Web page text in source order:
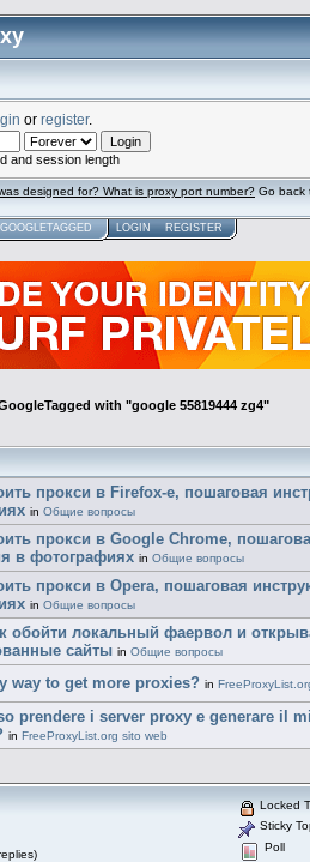
or register.
and session length
designed for? What is proxy port number? Go
GOOGLETAGGED LOGIN REGISTER
with "google 55819444 zg4"
прокси в Firefox-е, пошаговая
in Общие вопросы
прокси в Google Chrome,
в фотографиях in Общие вопросы
прокси в Opera, пошаговая
in Общие вопросы
обойти локальный фаервол и
сайты in Общие вопросы
way to get more proxies? in
prendere i server proxy e generare il
in FreeProxyList.org sito web
Locked
Sticky
Poll